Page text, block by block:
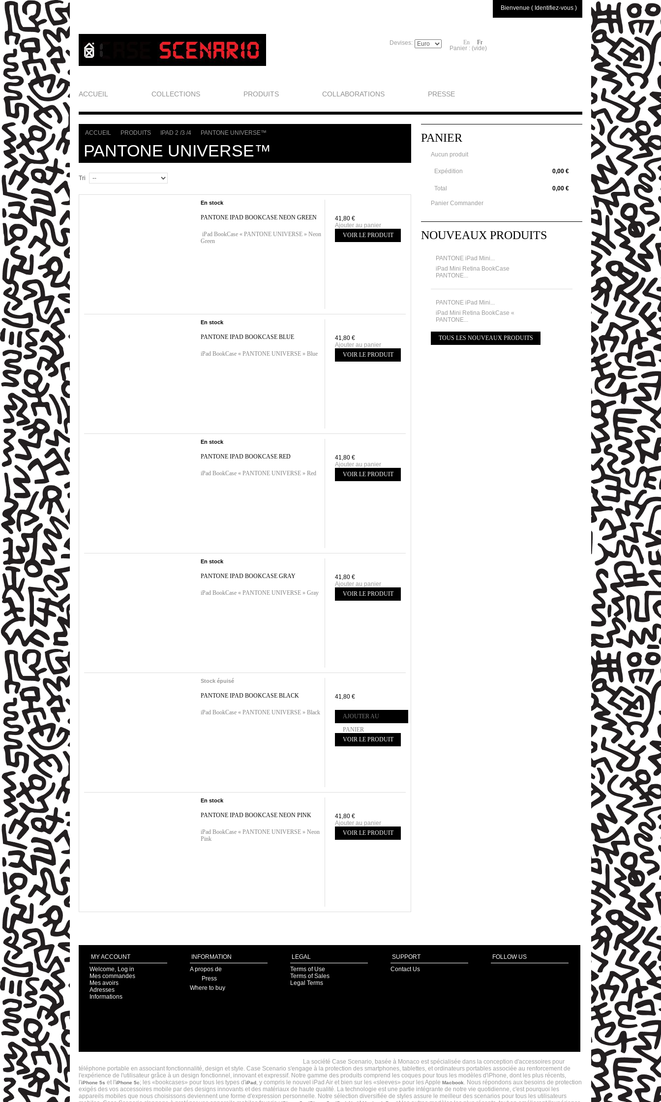
Panier : (vide)
Bienvenue ( Identifiez-vous )
En Fr
ACCUEIL COLLECTIONS PRODUITS COLLABORATIONS PRESSE
Devises:
ACCUEIL PRODUITS IPAD 2 /3 /4 PANTONE UNIVERSE™
PANTONE UNIVERSE™
Tri
En stock
PANTONE IPAD BOOKCASE NEON GREEN
iPad BookCase « PANTONE UNIVERSE » Neon
Green
41,80 €
Ajouter au panier
VOIR LE PRODUIT
En stock
PANTONE IPAD BOOKCASE BLUE
iPad BookCase « PANTONE UNIVERSE » Blue
41,80 €
Ajouter au panier
VOIR LE PRODUIT
En stock
PANTONE IPAD BOOKCASE RED
iPad BookCase « PANTONE UNIVERSE » Red
41,80 €
Ajouter au panier
VOIR LE PRODUIT
En stock
PANTONE IPAD BOOKCASE GRAY
iPad BookCase « PANTONE UNIVERSE » Gray
41,80 €
Ajouter au panier
VOIR LE PRODUIT
Stock épuisé
PANTONE IPAD BOOKCASE BLACK
iPad BookCase « PANTONE UNIVERSE » Black
41,80 €
AJOUTER AU
PANIER
VOIR LE PRODUIT
En stock
PANTONE IPAD BOOKCASE NEON PINK
iPad BookCase « PANTONE UNIVERSE » Neon
Pink
41,80 €
Ajouter au panier
VOIR LE PRODUIT
PANIER
Aucun produit
0,00 €
Expédition
0,00 €
Total
Panier Commander
NOUVEAUX PRODUITS
PANTONE iPad Mini...
iPad Mini Retina BookCase
PANTONE...
PANTONE iPad Mini...
iPad Mini Retina BookCase «
PANTONE...
TOUS LES NOUVEAUX PRODUITS
MY ACCOUNT
Welcome, Log in
Mes commandes
Mes avoirs
Adresses
Informations
INFORMATION
A propos de
Press
Where to buy
LEGAL
Terms of Use
Terms of Sales
Legal Terms
SUPPORT
Contact Us
FOLLOW US
HOUSSES, ÉTUIS ET COQUES IPHONE 5/4/4S, IPAD, MACBOOK ET SAMSUNG S4, S3, FONCTIONNELS ET DESIGN.
La société Case Scenario, basée à Monaco est spécialisée dans la conception d'accessoires pour
téléphone portable en associant fonctionnalité, design et style. Case Scenario s'engage à la protection des smartphones, tablettes, et ordinateurs portables associée au renforcement de
l'expérience de l'utilisateur grâce à un design fonctionnel, innovant et expressif. Notre gamme des produits comprend les coques pour tous les modèles d'iPhone, dont les plus récents,
l'iPhone 5s et l'iPhone 5c; les «bookcases» pour tous les types d'iPad, y compris le nouvel iPad Air et bien sur les «sleeves» pour les Apple Macbook. Nous répondons aux besoins de protection
exigés des vos accessoires mobile par des designs innovants et des matériaux de haute qualité. La technologie est une partie intégrante de notre vie quotidienne, c'est pourquoi les
appareils mobiles que nous choisissons deviennent une forme d'expression personnelle. Notre sélection diversifiée de styles assure le meilleur des scenarios pour tous les utilisateurs